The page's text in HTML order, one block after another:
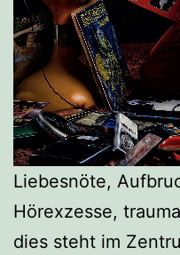
Liebesnöte,
Hörexzesse,
dies steht im